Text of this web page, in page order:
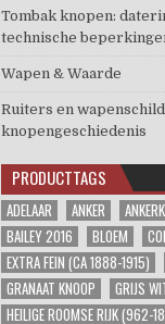
Tombak knopen:
technische
Wapen & Waarde
Ruiters en
knopengeschiedenis
PRODUCTTAGS
ADELAAR ANKER
BAILEY 2016
BLOEM
EXTRA FEIN (CA 1888-1915)
GRANAAT KNOOP
GRIJS
HEILIGE ROOMSE RIJK (962-